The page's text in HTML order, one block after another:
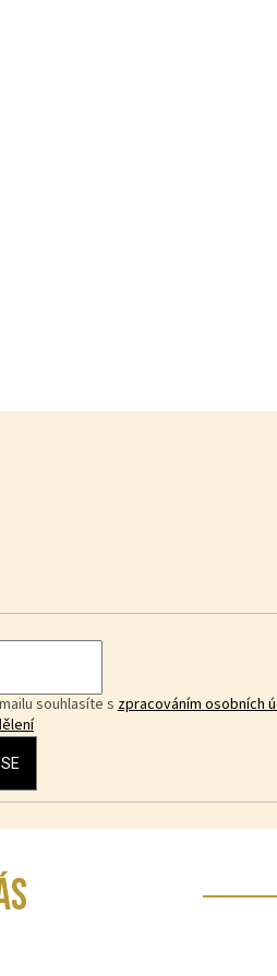
souhlasíte s zpracováním osobních